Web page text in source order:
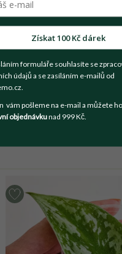
v mnou namíchaném
Získat 100 Kč dárek
formuláře souhlasíte se
údajů a se zasíláním e-mailů od
vám pošleme na e-mail a můžete
objednávkunad 999 Kč.